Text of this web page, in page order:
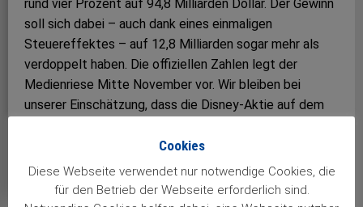
rund vier Prozent auf 94,8 Milliarden Dollar. Der Gewinn
soll sich dabei – auch dank eines einmaligen
Steuereffektes – auf 12,8 Milliarden sogar mehr als
verdoppelt haben. Die offiziellen Zahlen legt der
Medienriese Mitte November vor. Wir bleiben bei
unserer Einschätzung, dass die Disney-Aktie auf dem
Views: 6
Cookies
Diese Webseite verwendet nur notwendige Cookies, die
für den Betrieb der Webseite erforderlich sind.